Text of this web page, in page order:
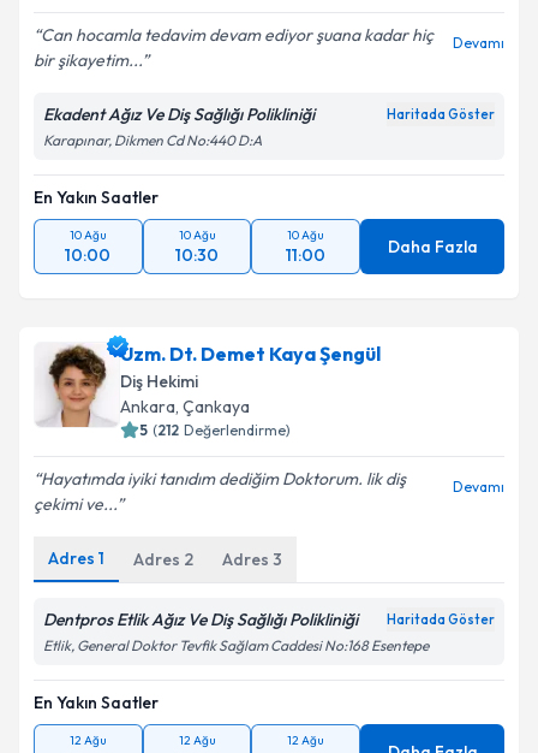
Can hocamla tedavim devam ediyor şuana kadar hiç
bir şikayetim...
Devamı
Ekadent Ağız Ve Diş Sağlığı Polikliniği Haritada Göster
Karapınar, Dikmen Cd No:440 D:A
En Yakın Saatler
10 Ağu
10:00
10 Ağu
10:30
10 Ağu
11:00 Daha Fazla
Uzm. Dt. Demet Kaya Şengül
Diş Hekimi
Ankara, Çankaya
5 (212 Değerlendirme)
Hayatımda iyiki tanıdım dediğim Doktorum. lik diş
çekimi ve...
Devamı
Adres 1 Adres 2 Adres 3
Dentpros Etlik Ağız Ve Diş Sağlığı Polikliniği Haritada Göster
Etlik, General Doktor Tevfik Sağlam Caddesi No:168 Esentepe
En Yakın Saatler
12 Ağu 12 Ağu 12 Ağu